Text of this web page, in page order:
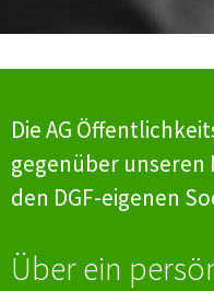
Die AG
gegenüber
den DGF-eigenen
Über ein